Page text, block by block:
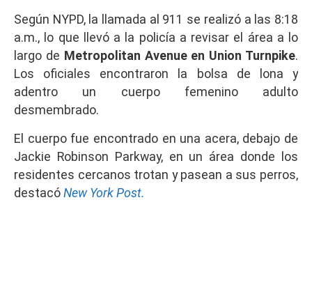
Según NYPD, la llamada al 911 se realizó a las 8:18
a.m., lo que llevó a la policía a revisar el área a lo
largo de Metropolitan Avenue en Union Turnpike.
Los oficiales encontraron la bolsa de lona y
adentro un cuerpo femenino adulto
desmembrado.
El cuerpo fue encontrado en una acera, debajo de
Jackie Robinson Parkway, en un área donde los
residentes cercanos trotan y pasean a sus perros,
destacóNew York Post.